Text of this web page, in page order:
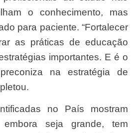
o conhecimento, mas
para paciente. “Fortalecer
as práticas de educação
importantes. E é o
na estratégia de
seja grande, tem